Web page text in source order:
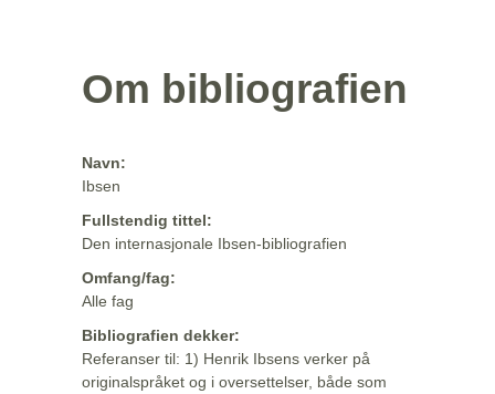
Om bibliografien
Navn:
Ibsen
Fullstendig tittel:
Den internasjonale Ibsen-bibliografien
Omfang/fag:
Alle fag
Bibliografien dekker:
Referanser til: 1) Henrik Ibsens verker på
originalspråket og i oversettelser, både som